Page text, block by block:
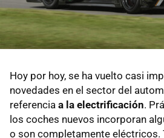
Hoy por hoy, se ha vuelto casi
novedades en el sector del
referencia a la electrificación.
los coches nuevos incorporan
o son completamente eléctricos.